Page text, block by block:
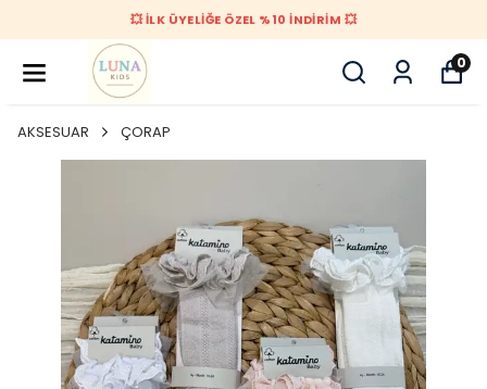
💥 İLK ÜYELİĞE ÖZEL %10 İNDİRİM 💥
0
AKSESUAR ÇORAP